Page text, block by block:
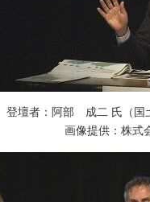
登壇者：阿部 成二 氏（国
画像提供：株